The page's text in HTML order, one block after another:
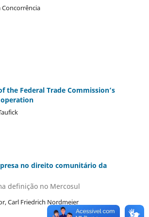
Concorrência
the Federal Trade Commission’s
no direito comunitário da
definição no Mercosul
Carl Friedrich Nordmeier